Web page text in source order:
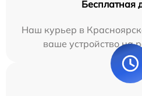
Бесплатная
Наш курьер в
ваше устройство на